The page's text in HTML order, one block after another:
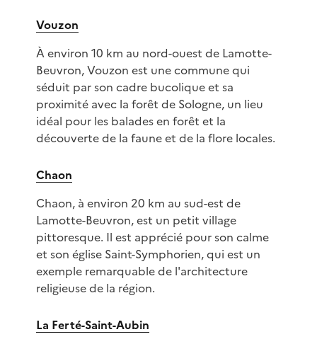
Vouzon
À environ 10 km au nord-ouest de Lamotte-
Beuvron, Vouzon est une commune qui
séduit par son cadre bucolique et sa
proximité avec la forêt de Sologne, un lieu
idéal pour les balades en forêt et la
découverte de la faune et de la flore locales.
Chaon
Chaon, à environ 20 km au sud-est de
Lamotte-Beuvron, est un petit village
pittoresque. Il est apprécié pour son calme
et son église Saint-Symphorien, qui est un
exemple remarquable de l'architecture
religieuse de la région.
La Ferté-Saint-Aubin